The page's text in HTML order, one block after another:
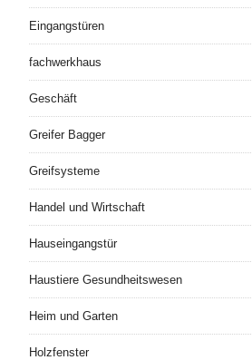
Eingangstüren
fachwerkhaus
Geschäft
Greifer Bagger
Greifsysteme
Handel und Wirtschaft
Hauseingangstür
Haustiere Gesundheitswesen
Heim und Garten
Holzfenster